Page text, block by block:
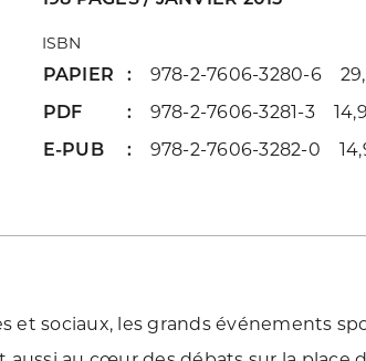
ISBN
PAPIER
978-2-7606-3280-6
PDF
978-2-7606-3281-3
E-PUB
978-2-7606-3282-0
et sociaux, les grands événements